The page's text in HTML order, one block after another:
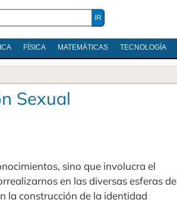
FÍSICA MATEMÁTICAS TECNOLOGÍA
Sexual
sino que involucra el
en las diversas esferas de
la construcción de la identidad